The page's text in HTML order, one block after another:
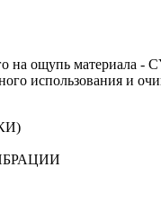
на ощупь материала -
использования и